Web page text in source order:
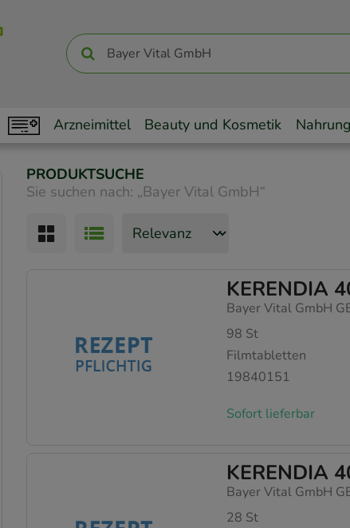
Arzneimittel Beauty und Kosmetik
PRODUKTSUCHE
Sie suchen nach: „Bayer Vital GmbH“
KERENDIA
Bayer Vital GmbH
98 St
Filmtabletten
19840151
Sofort lieferbar
KERENDIA
Bayer Vital GmbH
28 St